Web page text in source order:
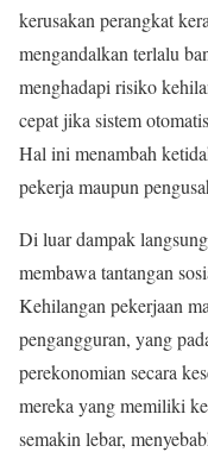
kerusakan perangkat
mengandalkan terlalu
menghadapi risiko
cepat jika sistem
Hal ini menambah
pekerja maupun
Di luar dampak
membawa tantangan
Kehilangan pekerjaan
pengangguran, yang
perekonomian secara
mereka yang memiliki
semakin lebar,